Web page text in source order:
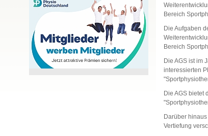
Bereich
Die Aufgaben
Bereich
Die AGS ist im
interessierten
Die AGS bietet
Darüber
Vertiefung